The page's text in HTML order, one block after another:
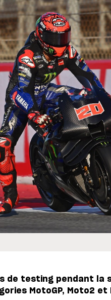
et Programme du GP de
de testing pendant la
MotoGP, Moto2 et